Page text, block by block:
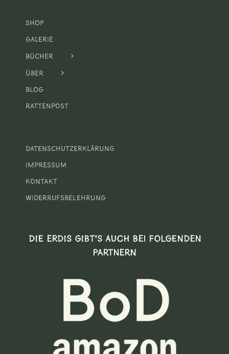
Shop
Galerie
Bücher
Über
Blog
Rattenpost
Datenschutzerklärung
Impressum
Kontakt
Widerrufsbelehrung
DIE ERDIS GIBT’S AUCH BEI FOLGENDEN
PARTNERN